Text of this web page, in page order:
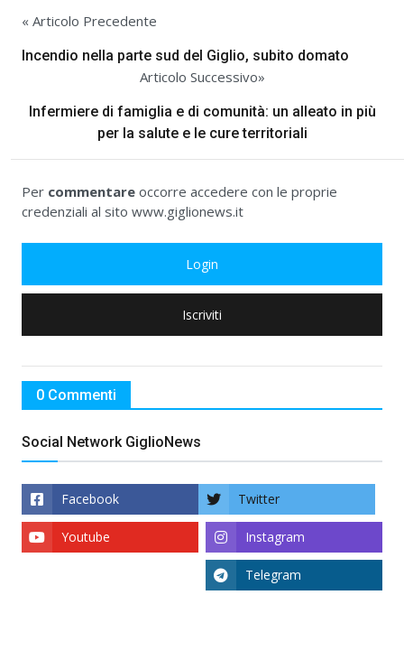
« Articolo Precedente
Incendio nella parte sud del Giglio, subito domato
Articolo Successivo»
Infermiere di famiglia e di comunità: un alleato in più
per la salute e le cure territoriali
Per commentare occorre accedere con le proprie
credenziali al sito www.giglionews.it
Login
Iscriviti
0 Commenti
Social Network GiglioNews
Facebook Twitter
Instagram
Youtube
Telegram